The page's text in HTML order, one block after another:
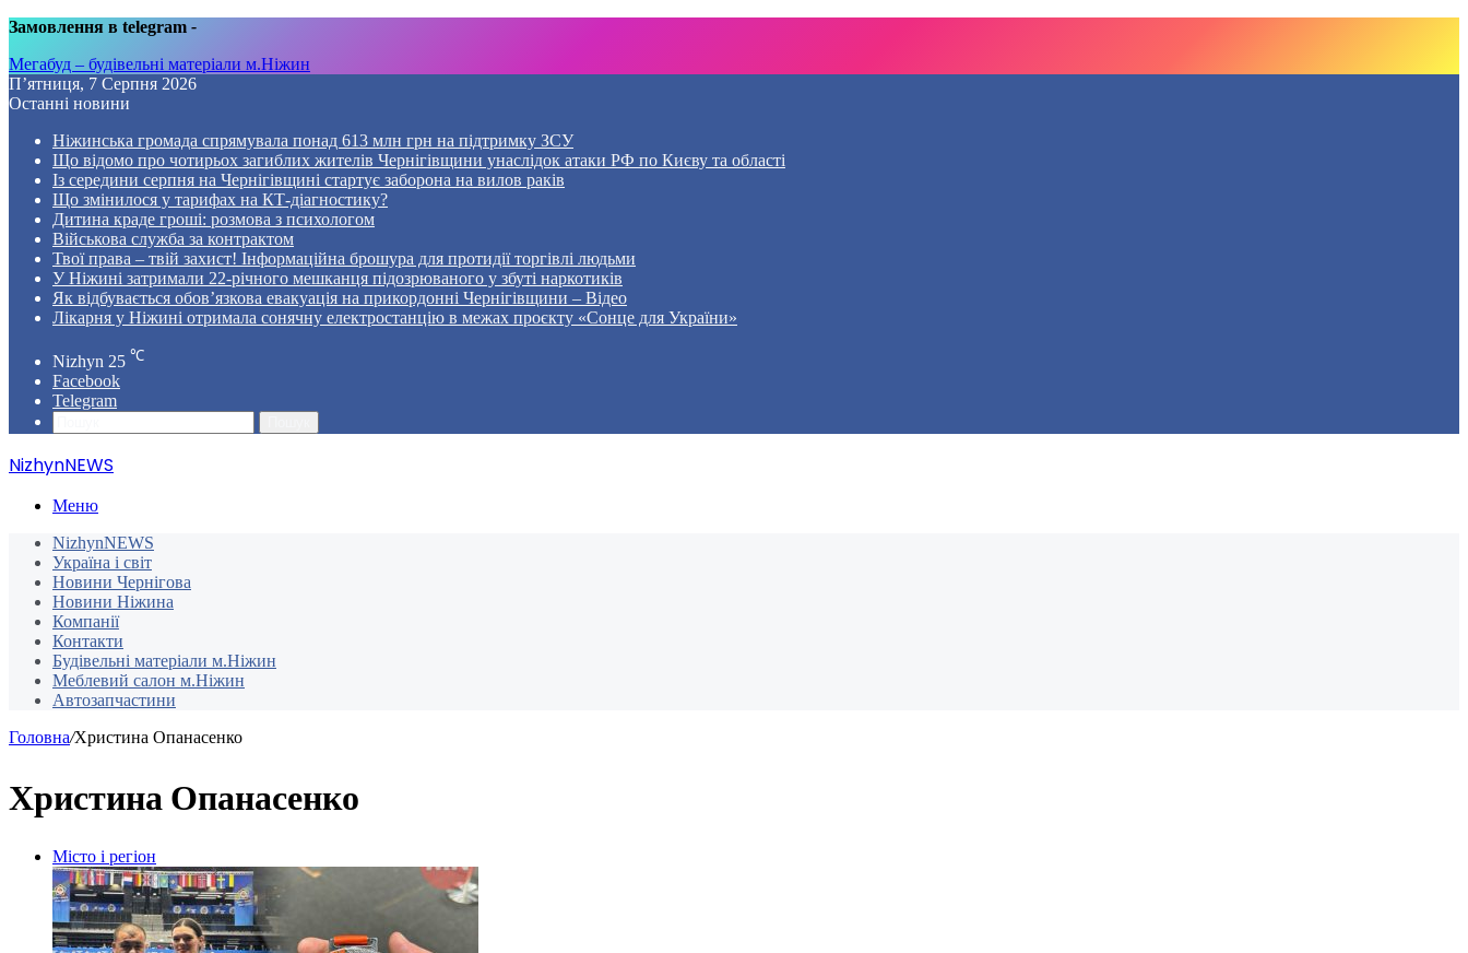
Замовлення в telegram -
Мегабуд – будівельні матеріали м.Ніжин
П’ятниця, 7 Серпня 2026
Останні новини
Ніжинська громада спрямувала понад 613 млн грн на підтримку ЗСУ
Що відомо про чотирьох загиблих жителів Чернігівщини унаслідок атаки РФ по Києву та області
Із середини серпня на Чернігівщині стартує заборона на вилов раків
Що змінилося у тарифах на КТ-діагностику?
Дитина краде гроші: розмова з психологом
Військова служба за контрактом
Твої права – твій захист! Інформаційна брошура для протидії торгівлі людьми
У Ніжині затримали 22-річного мешканця підозрюваного у збуті наркотиків
Як відбувається обов’язкова евакуація на прикордонні Чернігівщини – Відео
Лікарня у Ніжині отримала сонячну електростанцію в межах проєкту «Сонце для України»
Nizhyn 25 ℃
Facebook
Telegram
NizhynNEWS
Меню
NizhynNEWS
Україна і світ
Новини Чернігова
Новини Ніжина
Компанії
Контакти
Будівельні матеріали м.Ніжин
Меблевий салон м.Ніжин
Автозапчастини
Головна/Христина Опанасенко
Христина Опанасенко
Місто і регіон